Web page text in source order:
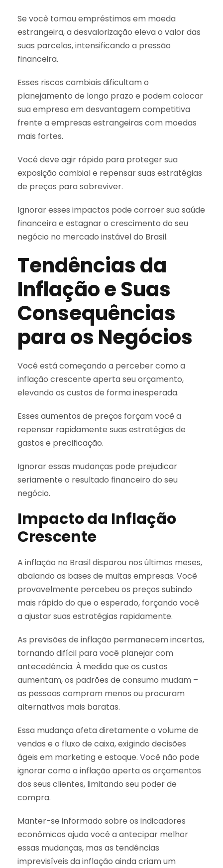
Se você tomou empréstimos em moeda
estrangeira, a desvalorização eleva o valor das
suas parcelas, intensificando a pressão
financeira.
Esses riscos cambiais dificultam o
planejamento de longo prazo e podem colocar
sua empresa em desvantagem competitiva
frente a empresas estrangeiras com moedas
mais fortes.
Você deve agir rápido para proteger sua
exposição cambial e repensar suas estratégias
de preços para sobreviver.
Ignorar esses impactos pode corroer sua saúde
financeira e estagnar o crescimento do seu
negócio no mercado instável do Brasil.
Tendências da
Inflação e Suas
Consequências
para os Negócios
Você está começando a perceber como a
inflação crescente aperta seu orçamento,
elevando os custos de forma inesperada.
Esses aumentos de preços forçam você a
repensar rapidamente suas estratégias de
gastos e precificação.
Ignorar essas mudanças pode prejudicar
seriamente o resultado financeiro do seu
negócio.
Impacto da Inflação
Crescente
A inflação no Brasil disparou nos últimos meses,
abalando as bases de muitas empresas. Você
provavelmente percebeu os preços subindo
mais rápido do que o esperado, forçando você
a ajustar suas estratégias rapidamente.
As previsões de inflação permanecem incertas,
tornando difícil para você planejar com
antecedência. À medida que os custos
aumentam, os padrões de consumo mudam –
as pessoas compram menos ou procuram
alternativas mais baratas.
Essa mudança afeta diretamente o volume de
vendas e o fluxo de caixa, exigindo decisões
ágeis em marketing e estoque. Você não pode
ignorar como a inflação aperta os orçamentos
dos seus clientes, limitando seu poder de
compra.
Manter-se informado sobre os indicadores
econômicos ajuda você a antecipar melhor
essas mudanças, mas as tendências
imprevisíveis da inflação ainda criam um